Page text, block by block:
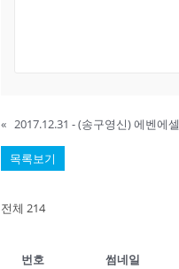
« 2017.12.31 - (송구영신) 에벤에셀
목록보기
전체 214
번호 썸네일